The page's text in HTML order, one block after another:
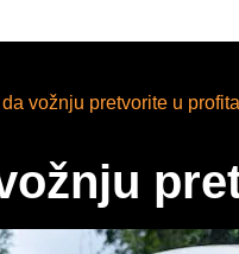
da vožnju pretvorite u